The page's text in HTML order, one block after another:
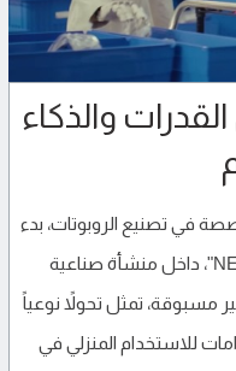
القدرات والذكاء
المتخصصة في تصنيع الروبوتات، بدء
إنتاج واسع النطاق لروبوتها البشري "NEO"، داخل منشأة صناعية
مسبوقة، تمثل تحولاً نوعياً
للاستخدام المنزلي في